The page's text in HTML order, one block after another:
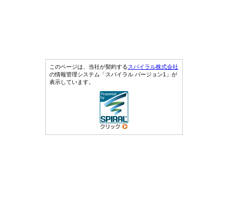
このページは、当社が契約するスパイラル株式会社
の情報管理システム「スパイラル バージョン1」が
表示しています。